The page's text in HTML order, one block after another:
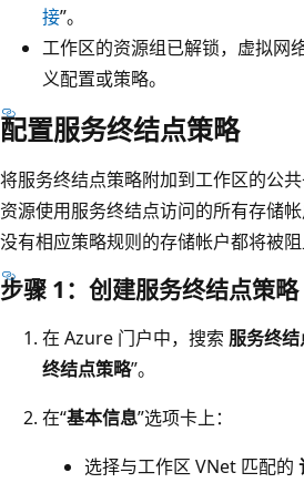
接”。
工作区的资源组已解锁，虚拟网
义配置或策略。
配置服务终结点策略
将服务终结点策略附加到工作区的公
资源使用服务终结点访问的所有存储
没有相应策略规则的存储帐户都将被阻
步骤 1：创建服务终结点策略
在 Azure 门户中，搜索 服务终
终结点策略”。
在“基本信息”选项卡上：
选择与工作区 VNet 匹配的